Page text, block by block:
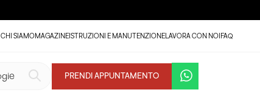
CHI SIAMOMAGAZINEISTRUZIONI E MANUTENZIONELAVORA CON NOIFAQ
PRENDI APPUNTAMENTO